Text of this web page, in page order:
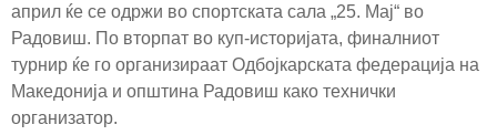
април ќе се одржи во спортската сала „25. Мај“ во
Радовиш. По вторпат во куп-историјата, финалниот
турнир ќе го организираат Одбојкарската федерација на
Македонија и општина Радовиш како технички
организатор.